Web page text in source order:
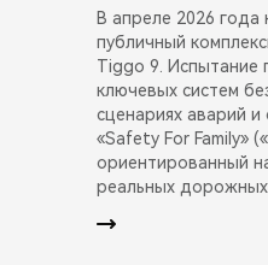
В апреле 2026 года
публичный
Tiggo 9. Испытание
ключевых систем
сценариях аварий
«Safety For Family»
ориентированный
реальных дорожных